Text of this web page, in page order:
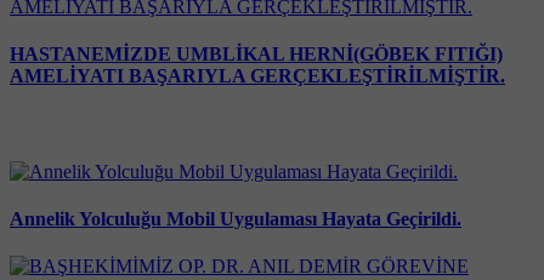
HASTANEMİZDE UMBLİKAL HERNİ(GÖBEK FITIĞI)
AMELİYATI BAŞARIYLA GERÇEKLEŞTİRİLMİŞTİR.
Annelik Yolculuğu Mobil Uygulaması Hayata Geçirildi.